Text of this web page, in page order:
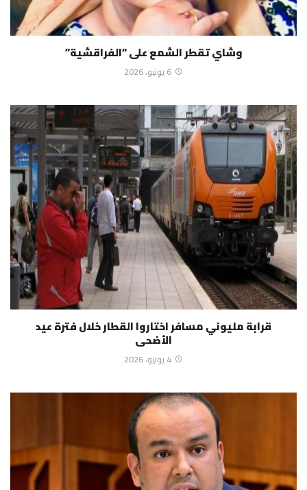
وشاي تقطر الشمع على “الفراقشية”
6 يونيو، 2026
قرابة مليوني مسافر اختاروا القطار خلال فترة عيد
الأضحى
4 يونيو، 2026